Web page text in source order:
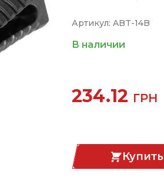
Артикул: ABT-14B
В наличии
234.12 ГРН
Купить